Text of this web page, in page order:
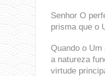
Senhor O
prisma que o
Quando o
a natureza
virtude